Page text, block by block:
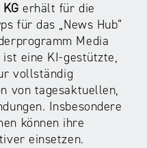
erhält für die
für das „News Hub“
Media
ist eine KI-gestützte,
vollständig
von tagesaktuellen,
Insbesondere
können ihre
einsetzen.